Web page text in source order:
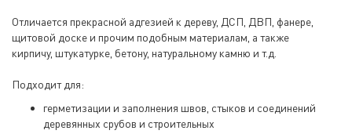
Отличается прекрасной адгезией к дереву, ДСП, ДВП, фанере,
щитовой доске и прочим подобным материалам, а также
кирпичу, штукатурке, бетону, натуральному камню и т.д.
Подходит для:
герметизации и заполнения швов, стыков и соединений
деревянных срубов и строительных